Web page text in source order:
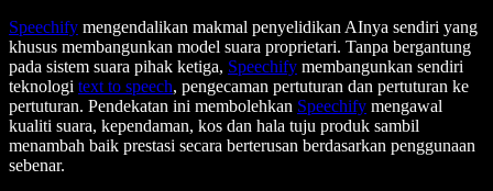
Speechify mengendalikan makmal penyelidikan AInya sendiri yang
khusus membangunkan model suara proprietari. Tanpa bergantung
pada sistem suara pihak ketiga, Speechify membangunkan sendiri
teknologi text to speech, pengecaman pertuturan dan pertuturan ke
pertuturan. Pendekatan ini membolehkan Speechify mengawal
kualiti suara, kependaman, kos dan hala tuju produk sambil
menambah baik prestasi secara berterusan berdasarkan penggunaan
sebenar.